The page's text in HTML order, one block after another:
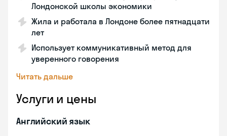
Лондонской школы экономики
Жила и работала в Лондоне более пятнадцати
лет
Использует коммуникативный метод для
уверенного говорения
Читать дальше
Услуги и цены
Английский язык